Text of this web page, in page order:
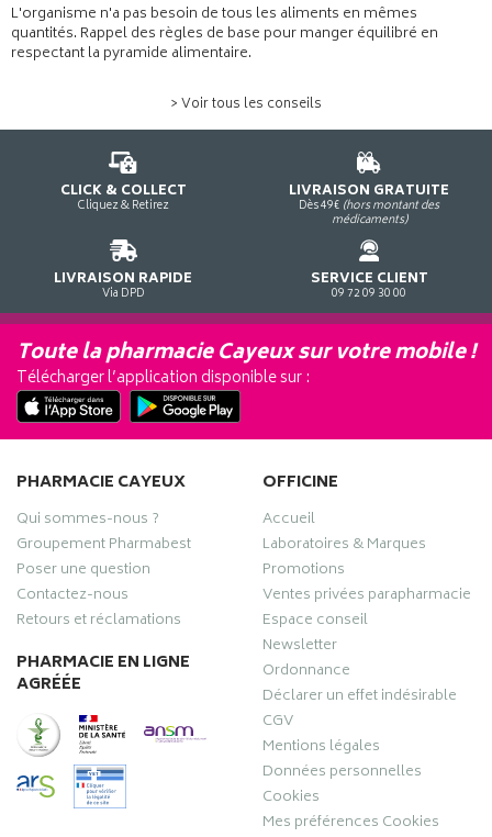
L'organisme n'a pas besoin de tous les aliments en mêmes
quantités. Rappel des règles de base pour manger équilibré en
respectant la pyramide alimentaire.
> Voir tous les conseils
CLICK & COLLECT
Cliquez & Retirez
LIVRAISON GRATUITE
Dès 49€ (hors montant des
médicaments)
LIVRAISON RAPIDE
Via DPD
SERVICE CLIENT
09 72 09 30 00
Toute la pharmacie Cayeux sur votre mobile !
Télécharger l’application disponible sur :
PHARMACIE CAYEUX
Qui sommes-nous ?
Groupement Pharmabest
Poser une question
Contactez-nous
Retours et réclamations
PHARMACIE EN LIGNE
AGRÉÉE
OFFICINE
Accueil
Laboratoires & Marques
Promotions
Ventes privées parapharmacie
Espace conseil
Newsletter
Ordonnance
Déclarer un effet indésirable
CGV
Mentions légales
Données personnelles
Cookies
Mes préférences Cookies